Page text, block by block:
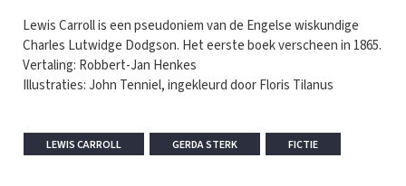
Lewis Carroll is een pseudoniem van de Engelse wiskundige
Charles Lutwidge Dodgson. Het eerste boek verscheen in 1865.
Vertaling: Robbert-Jan Henkes
Illustraties: John Tenniel, ingekleurd door Floris Tilanus
LEWIS CARROLL GERDA STERK FICTIE